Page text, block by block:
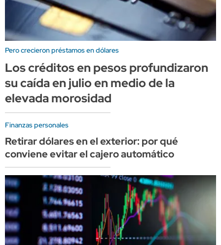
Pero crecieron préstamos en dólares
Los créditos en pesos profundizaron
su caída en julio en medio de la
elevada morosidad
Finanzas personales
Retirar dólares en el exterior: por qué
conviene evitar el cajero automático